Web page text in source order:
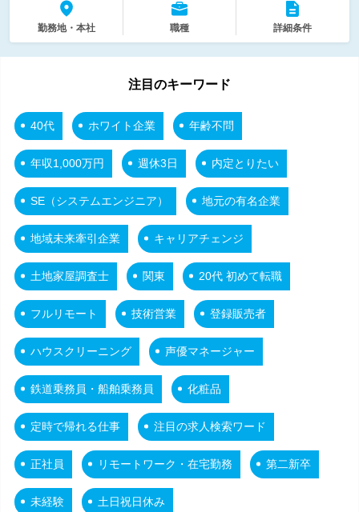
勤務地・本社 職種 詳細条件
注目のキーワード
40代 ホワイト企業 年齢不問
年収1,000万円 週休3日 内定とりたい
SE（システムエンジニア） 地元の有名企業
地域未来牽引企業 キャリアチェンジ
土地家屋調査士 関東 20代 初めて転職
フルリモート 技術営業 登録販売者
ハウスクリーニング 声優マネージャー
鉄道乗務員・船舶乗務員 化粧品
定時で帰れる仕事 注目の求人検索ワード
正社員 リモートワーク・在宅勤務 第二新卒
未経験 土日祝日休み